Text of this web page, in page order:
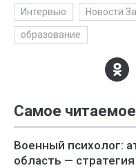
Интервью Новости
образование
Самое читаемое
Военный психолог:
область —